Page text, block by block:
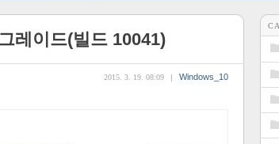
레이드(빌드 10041)
2015. 3. 19. 08:09 | Windows_10